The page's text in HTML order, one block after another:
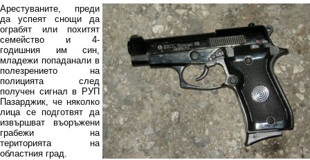
Арестуваните, преди
да успеят снощи да
ограбят или похитят
семейство и 4-
годишния им син,
младежи попаданали в
полезрението на
полицията след
получен сигнал в РУП
Пазарджик, че няколко
лица се подготвят да
извършват въоръжени
грабежи на
територията на
областния град.